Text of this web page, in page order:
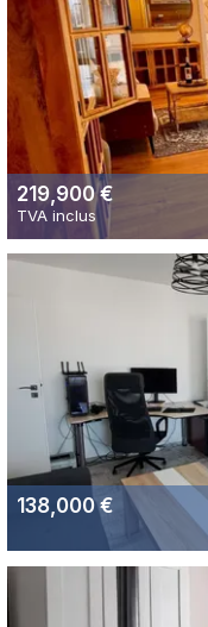
219,900 €
TVA inclus
138,000 €